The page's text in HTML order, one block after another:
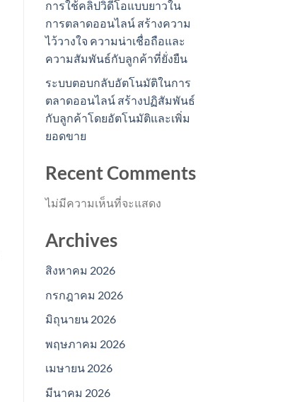
การใช้คลิปวิดีโอแบบยาวใน
การตลาดออนไลน์ สร้างความ
ไว้วางใจ ความน่าเชื่อถือและ
ความสัมพันธ์กับลูกค้าที่ยั่งยืน
ระบบตอบกลับอัตโนมัติในการ
ตลาดออนไลน์ สร้างปฏิสัมพันธ์
กับลูกค้าโดยอัตโนมัติและเพิ่ม
ยอดขาย
Recent Comments
ไม่มีความเห็นที่จะแสดง
Archives
สิงหาคม 2026
กรกฎาคม 2026
มิถุนายน 2026
พฤษภาคม 2026
เมษายน 2026
มีนาคม 2026